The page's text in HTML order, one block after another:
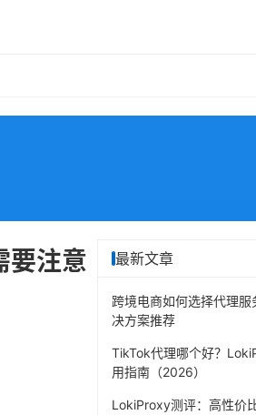
要注意
最新文章
跨境电商如何选择代理
决方案推荐
TikTok代理哪个好？
用指南（2026）
LokiProxy测评：高性价